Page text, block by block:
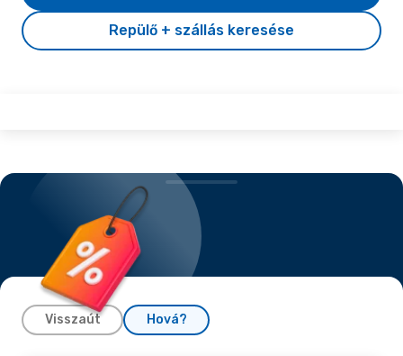
Repülő + szállás keresése
Visszaút Hová?